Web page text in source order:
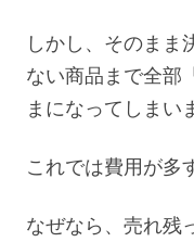
しかし、そのまま
ない商品まで全部
まになってしまい
これでは費用が多
なぜなら、売れ残